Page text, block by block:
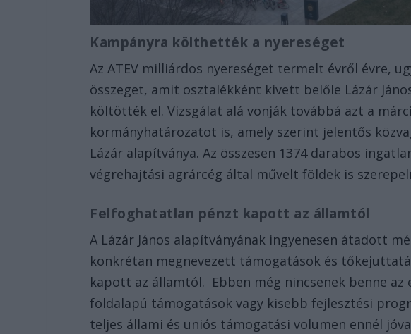
Kampányra költhették a nyereséget
Az ATEV milliárdos nyereséget termelt évről évre,
összeget, amit osztalékként kivett belőle Lázár
költötték el. Vizsgálat alá vonják továbbá azt a
kormányhatározatot is, amely szerint jelentős
Lázár alapítványa. Az összesen 1374 darabos
végrehajtási agrárcég által művelt földek is
Felfoghatatlan pénzt kapott az államtól
A Lázár János alapítványának ingyenesen átadott
konkrétan megnevezett támogatások és
kapott az államtól. Ebben még nincsenek benne az
földalapú támogatások vagy kisebb fejlesztési
teljes állami és uniós támogatási volumen ennél